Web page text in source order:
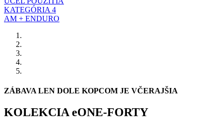
KATEGÓRIA 4
AM + ENDURO
ZÁBAVA LEN DOLE KOPCOM JE VČERAJŠIA
KOLEKCIA eONE-FORTY